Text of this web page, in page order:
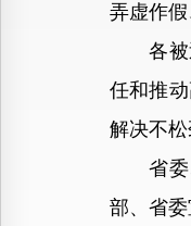
弄虚作假
各被巡
任和推
解决不
省委、
部、省